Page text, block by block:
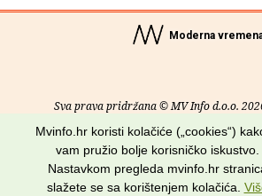
Moderna
Sva prava pridržana © MV Info d.o.o.
Uvjeti korištenja
Potraži nas na:
Mvinfo.hr koristi kolačiće („cookies“)
vam pružio bolje korisničko iskustvo.
Nastavkom pregleda mvinfo.hr
slažete se sa korištenjem kolačića.